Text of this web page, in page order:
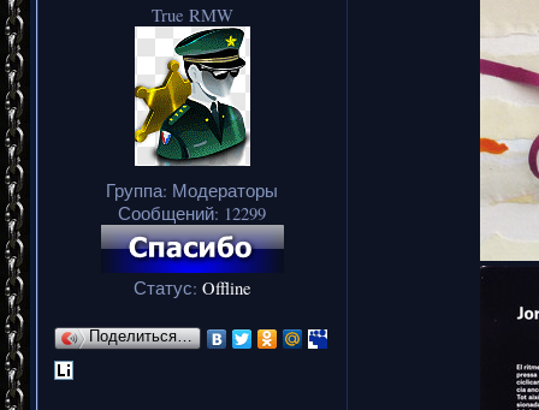
True RMW
Группа: Модераторы
Сообщений: 12299
Статус: Offline
Поделиться…